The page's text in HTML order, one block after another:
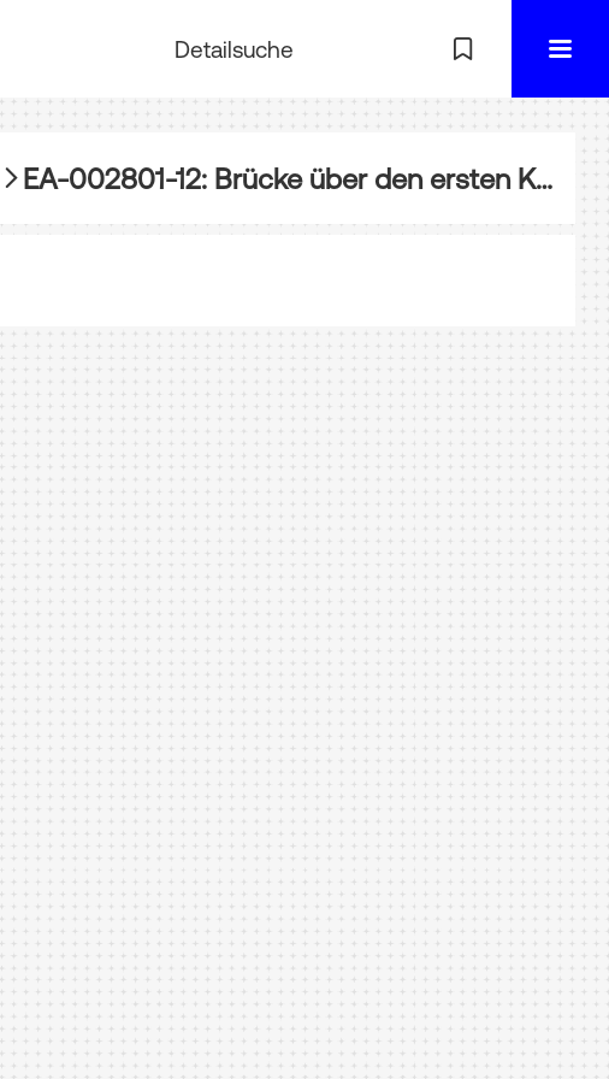
Detailsuche
EA-002801-12: Brücke über den ersten Kanal des Flusses Paraiba